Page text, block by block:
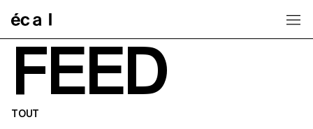
FEED
TOUT